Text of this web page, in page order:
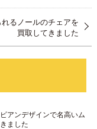
るノールのチェアを
買取してきました
アンデザインで名高いム
ました